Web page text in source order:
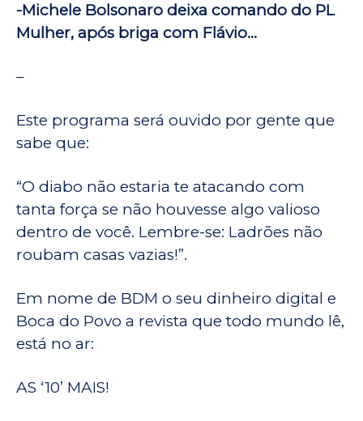
-Michele Bolsonaro deixa comando do PL
Mulher, após briga com Flávio…
–
Este programa será ouvido por gente que
sabe que:
“O diabo não estaria te atacando com
tanta força se não houvesse algo valioso
dentro de você. Lembre-se: Ladrões não
roubam casas vazias!”.
Em nome de BDM o seu dinheiro digital e
Boca do Povo a revista que todo mundo lê,
está no ar:
AS ‘10’ MAIS!